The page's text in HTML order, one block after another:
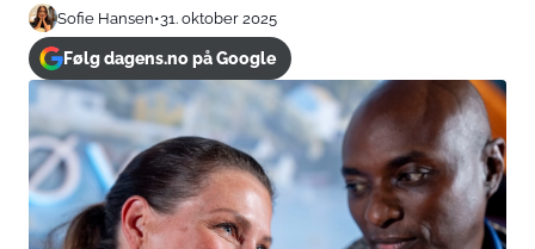
Sofie Hansen•31. oktober 2025
Følg dagens.no på Google